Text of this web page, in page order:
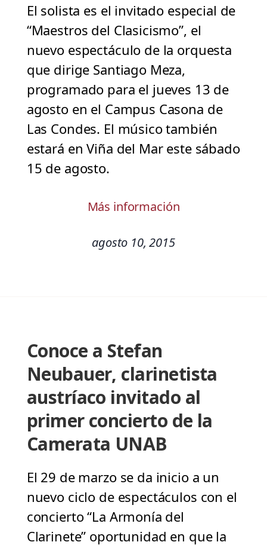
El solista es el invitado especial de
“Maestros del Clasicismo”, el
nuevo espectáculo de la orquesta
que dirige Santiago Meza,
programado para el jueves 13 de
agosto en el Campus Casona de
Las Condes. El músico también
estará en Viña del Mar este sábado
15 de agosto.
Más información
agosto 10, 2015
Conoce a Stefan
Neubauer, clarinetista
austríaco invitado al
primer concierto de la
Camerata UNAB
El 29 de marzo se da inicio a un
nuevo ciclo de espectáculos con el
concierto “La Armonía del
Clarinete” oportunidad en que la